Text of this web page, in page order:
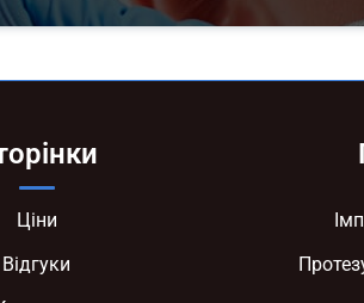
Ціни
Відгуки